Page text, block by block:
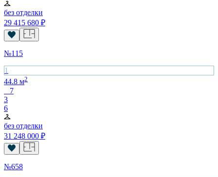
без отделки
29 415 680 ₽
№115
1
44.8 м2
7
3
6
без отделки
31 248 000 ₽
№658